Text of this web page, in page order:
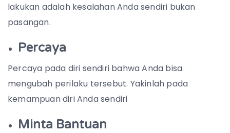
lakukan adalah kesalahan Anda sendiri bukan
pasangan.
Percaya
Percaya pada diri sendiri bahwa Anda bisa
mengubah perilaku tersebut. Yakinlah pada
kemampuan diri Anda sendiri
Minta Bantuan